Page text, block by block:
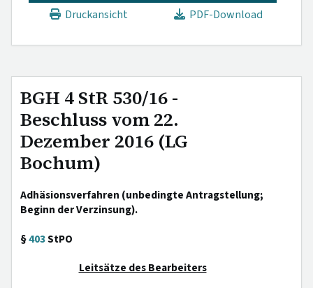
Druckansicht
PDF-Download
BGH 4 StR 530/16 -
Beschluss vom 22.
Dezember 2016 (LG
Bochum)
Adhäsionsverfahren (unbedingte Antragstellung;
Beginn der Verzinsung).
§403StPO
Leitsätze des Bearbeiters